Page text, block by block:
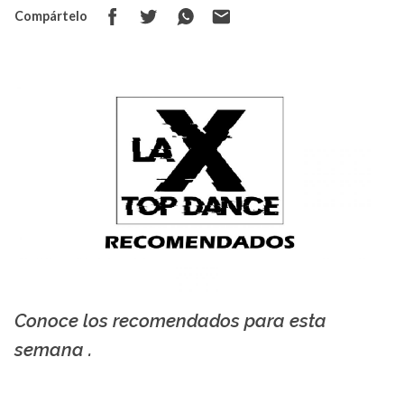
Compártelo
Conoce los recomendados para esta
semana .